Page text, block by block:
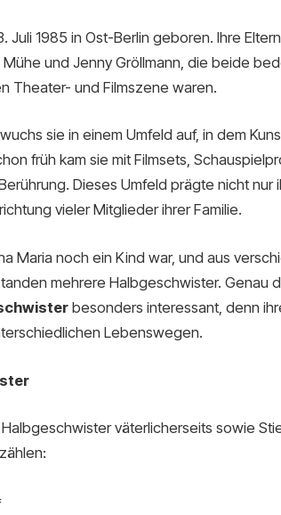
Juli 1985 in Ost-Berlin geboren. Ihre
und Jenny Gröllmann, die beide
Theater- und Filmszene waren.
sie in einem Umfeld auf, in dem
früh kam sie mit Filmsets,
Dieses Umfeld prägte nicht nur
vieler Mitglieder ihrer Familie.
Maria noch ein Kind war, und aus
mehrere Halbgeschwister. Genau
besonders interessant, denn
Lebenswegen.
väterlicherseits sowie